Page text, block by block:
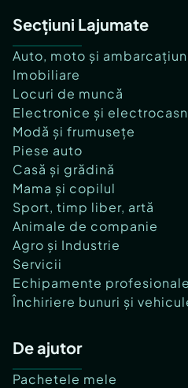
Secțiuni Lajumate
Auto, moto și
Imobiliare
Locuri de muncă
Electronice și
Modă și frumusețe
Piese auto
Casă și grădină
Mama și copilul
Sport, timp liber, artă
Animale de companie
Agro și Industrie
Servicii
Echipamente
Închiriere bunuri și
De ajutor
Pachetele mele